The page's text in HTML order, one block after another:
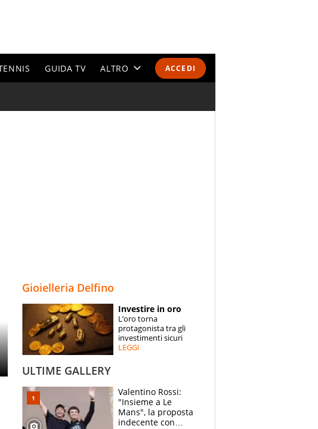
ACCEDI
GUIDA TV ALTRO
ESPERTI
CONTATTI
Gioielleria Delfino
Investire in oro
L’oro torna
protagonista tra gli
investimenti sicuri
LEGGI
ULTIME GALLERY
Valentino Rossi:
"Insieme a Le
Mans", la proposta
indecente con